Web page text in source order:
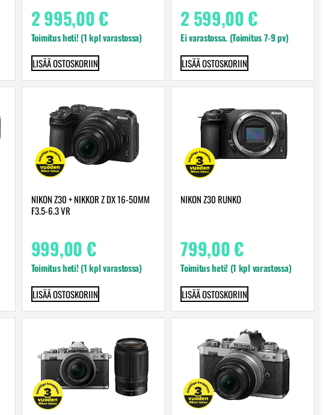
2 995,00€
Toimitus heti! (1 kpl varastossa)
LISÄÄ OSTOSKORIIN
2 599,00€
Ei varastossa. (Toimitus 7-9 pv)
LISÄÄ OSTOSKORIIN
NIKON Z30 + NIKKOR Z DX 16-50MM
F3.5-6.3 VR
999,00€
Toimitus heti! (1 kpl varastossa)
LISÄÄ OSTOSKORIIN
NIKON Z30 RUNKO
799,00€
Toimitus heti! (1 kpl varastossa)
LISÄÄ OSTOSKORIIN